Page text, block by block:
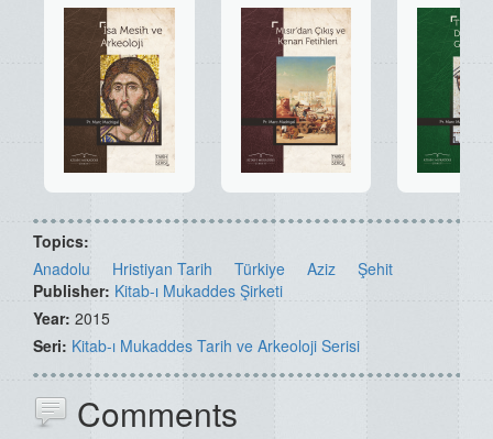
Topics:
Anadolu
Hristiyan Tarih Türkiye Aziz
Şehit
Publisher: Kitab-ı Mukaddes Şirketi
Year: 2015
Seri: Kitab-ı Mukaddes Tarih ve Arkeoloji Serisi
Comments